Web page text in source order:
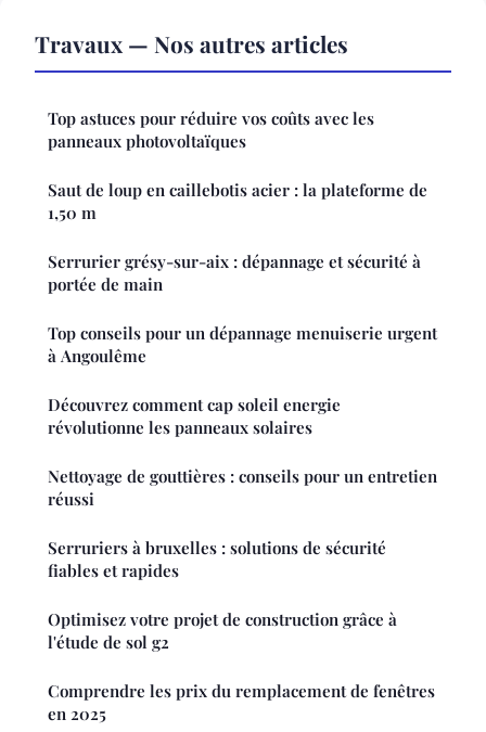
Travaux — Nos autres articles
Top astuces pour réduire vos coûts avec les
panneaux photovoltaïques
Saut de loup en caillebotis acier : la plateforme de
1,50 m
Serrurier grésy-sur-aix : dépannage et sécurité à
portée de main
Top conseils pour un dépannage menuiserie urgent
à Angoulême
Découvrez comment cap soleil energie
révolutionne les panneaux solaires
Nettoyage de gouttières : conseils pour un entretien
réussi
Serruriers à bruxelles : solutions de sécurité
fiables et rapides
Optimisez votre projet de construction grâce à
l'étude de sol g2
Comprendre les prix du remplacement de fenêtres
en 2025